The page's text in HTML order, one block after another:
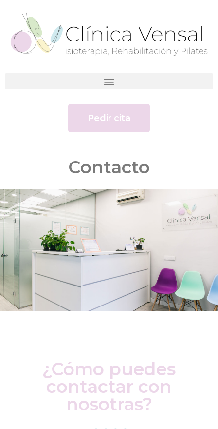
Pedir cita
Contacto
¿Cómo puedes
contactar con
nosotras?